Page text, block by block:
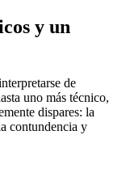
y un
de
uno más técnico,
dispares: la
contundencia y